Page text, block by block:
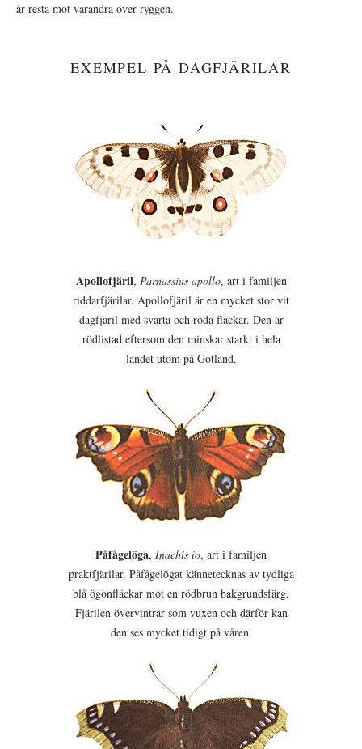
är resta mot varandra över ryggen.
EXEMPEL PÅ DAGFJÄRILAR
Apollofjäril, Parnassius apollo, art i familjen
riddarfjärilar. Apollofjäril är en mycket stor vit
dagfjäril med svarta och röda fläckar. Den är
rödlistad eftersom den minskar starkt i hela
landet utom på Gotland.
Påfågelöga, Inachis io, art i familjen
praktfjärilar. Påfågelögat kännetecknas av tydliga
blå ögonfläckar mot en rödbrun bakgrundsfärg.
Fjärilen övervintrar som vuxen och därför kan
den ses mycket tidigt på våren.